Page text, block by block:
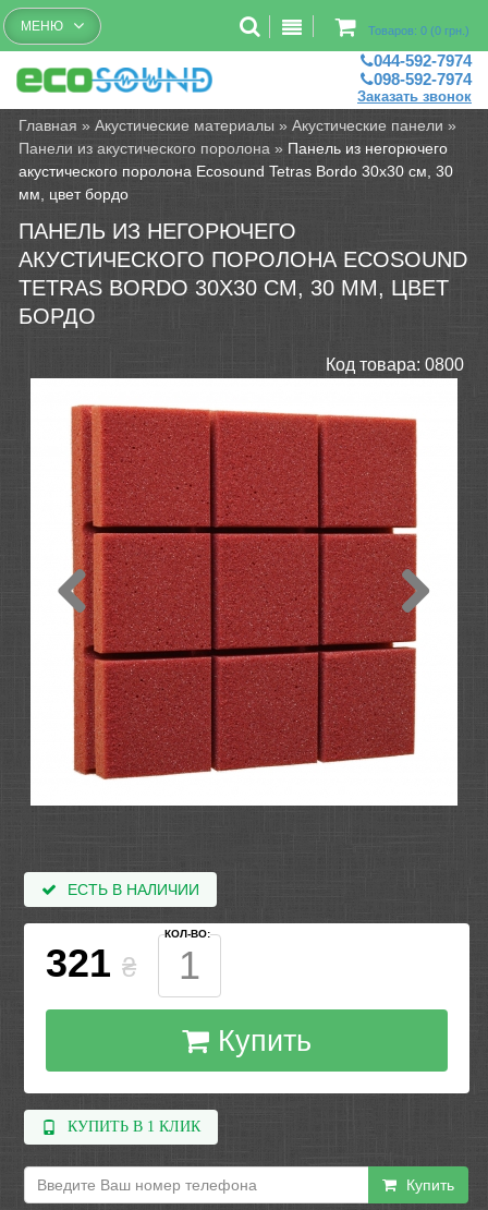
Бесплатный рассчет помещений
Товаров: 0 (0 грн.)
МЕНЮ
044-592-7974
098-592-7974
Заказать звонок
Главная »Акустические материалы »Акустические панели »
Панели из акустического поролона » Панель из негорючего
акустического поролона Ecosound Tetras Bordo 30х30 см, 30
мм, цвет бордо
ПАНЕЛЬ ИЗ НЕГОРЮЧЕГО
АКУСТИЧЕСКОГО ПОРОЛОНА ECOSOUND
TETRAS BORDO 30Х30 СМ, 30 ММ, ЦВЕТ
БОРДО
Код товара: 0800
ЕСТЬ В НАЛИЧИИ
321 ₴
КОЛ-ВО:
Купить
КУПИТЬ В 1 КЛИК
Купить